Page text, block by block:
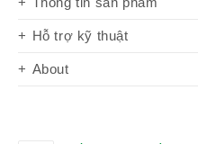
Hỗ trợ kỹ thuật
About